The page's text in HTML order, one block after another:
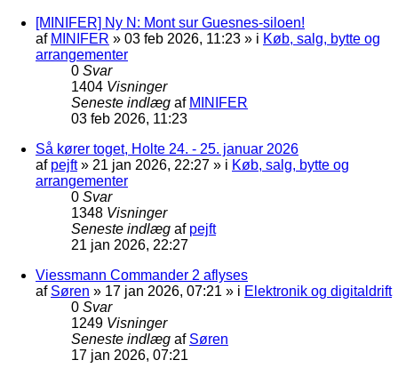
[MINIFER] Ny N: Mont sur Guesnes-siloen!
af MINIFER » 03 feb 2026, 11:23 » i Køb, salg, bytte og
arrangementer
0 Svar
1404 Visninger
Seneste indlæg af MINIFER
03 feb 2026, 11:23
Så kører toget, Holte 24. - 25. januar 2026
af pejft» 21 jan 2026, 22:27 » i Køb, salg, bytte og
arrangementer
0 Svar
1348 Visninger
Seneste indlæg af pejft
21 jan 2026, 22:27
Viessmann Commander 2 aflyses
af Søren » 17 jan 2026, 07:21 » i Elektronik og digitaldrift
0 Svar
1249 Visninger
Seneste indlæg af Søren
17 jan 2026, 07:21